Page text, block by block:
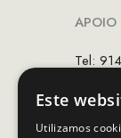
APOIO
Tel:
Este
Utilizamos